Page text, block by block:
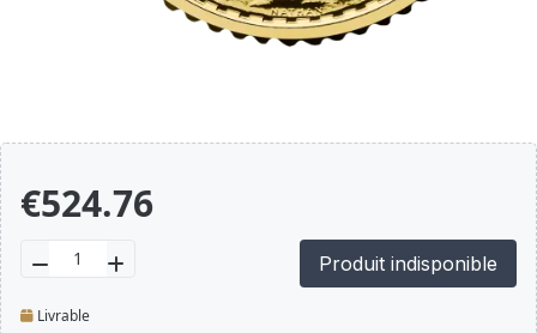
€524.76
Produit indisponible
Livrable